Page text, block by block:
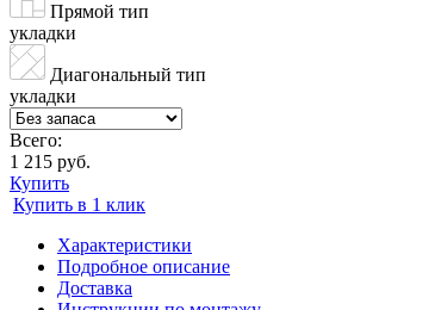
Прямой тип
укладки
Диагональный тип
укладки
Всего:
1 215 руб.
Купить
Купить в 1 клик
Характеристики
Подробное описание
Доставка